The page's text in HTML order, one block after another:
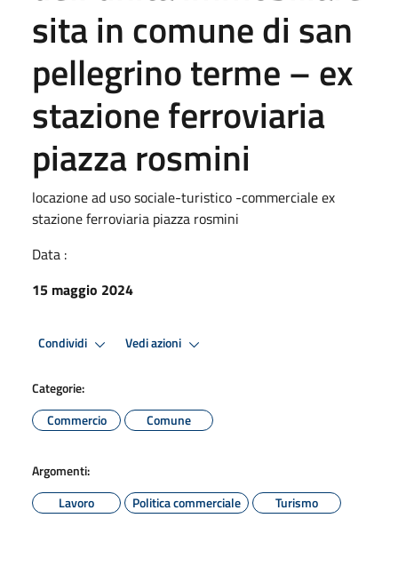
sita in comune di san
pellegrino terme – ex
stazione ferroviaria
piazza rosmini
locazione ad uso sociale-turistico -commerciale ex
stazione ferroviaria piazza rosmini
Data :
15 maggio 2024
Condividi Vedi azioni
Categorie:
Commercio
Comune
Argomenti:
Lavoro
Politica commerciale Turismo